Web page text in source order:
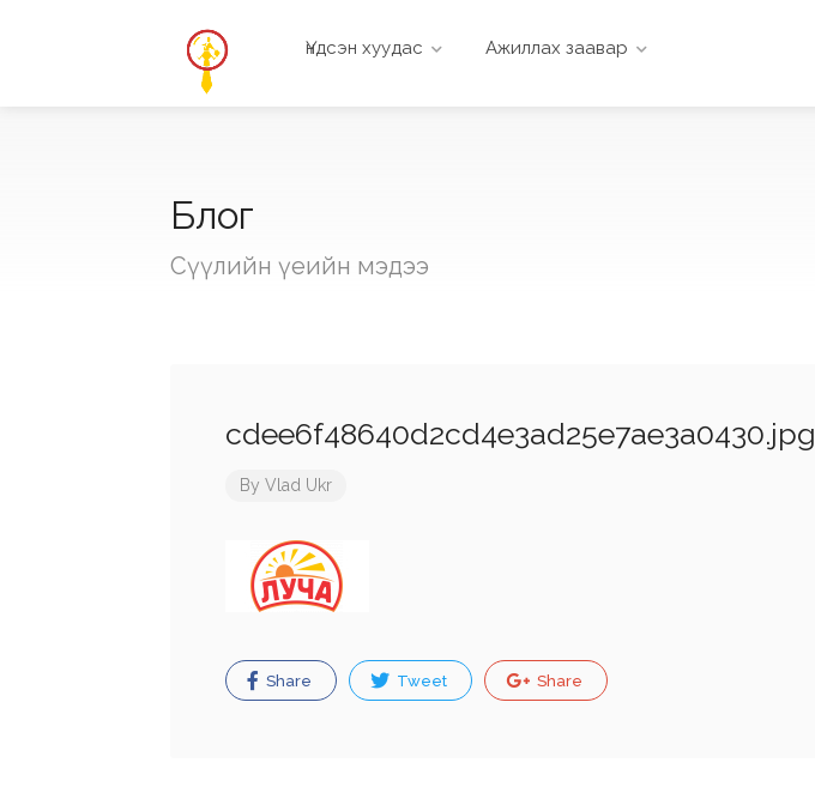
Үндсэн хуудас Ажиллах заавар
Блог
Сүүлийн үеийн мэдээ
cdee6f48640d2cd4e3ad25e7ae3a0430.jpg
By Vlad Ukr
Share Tweet Share